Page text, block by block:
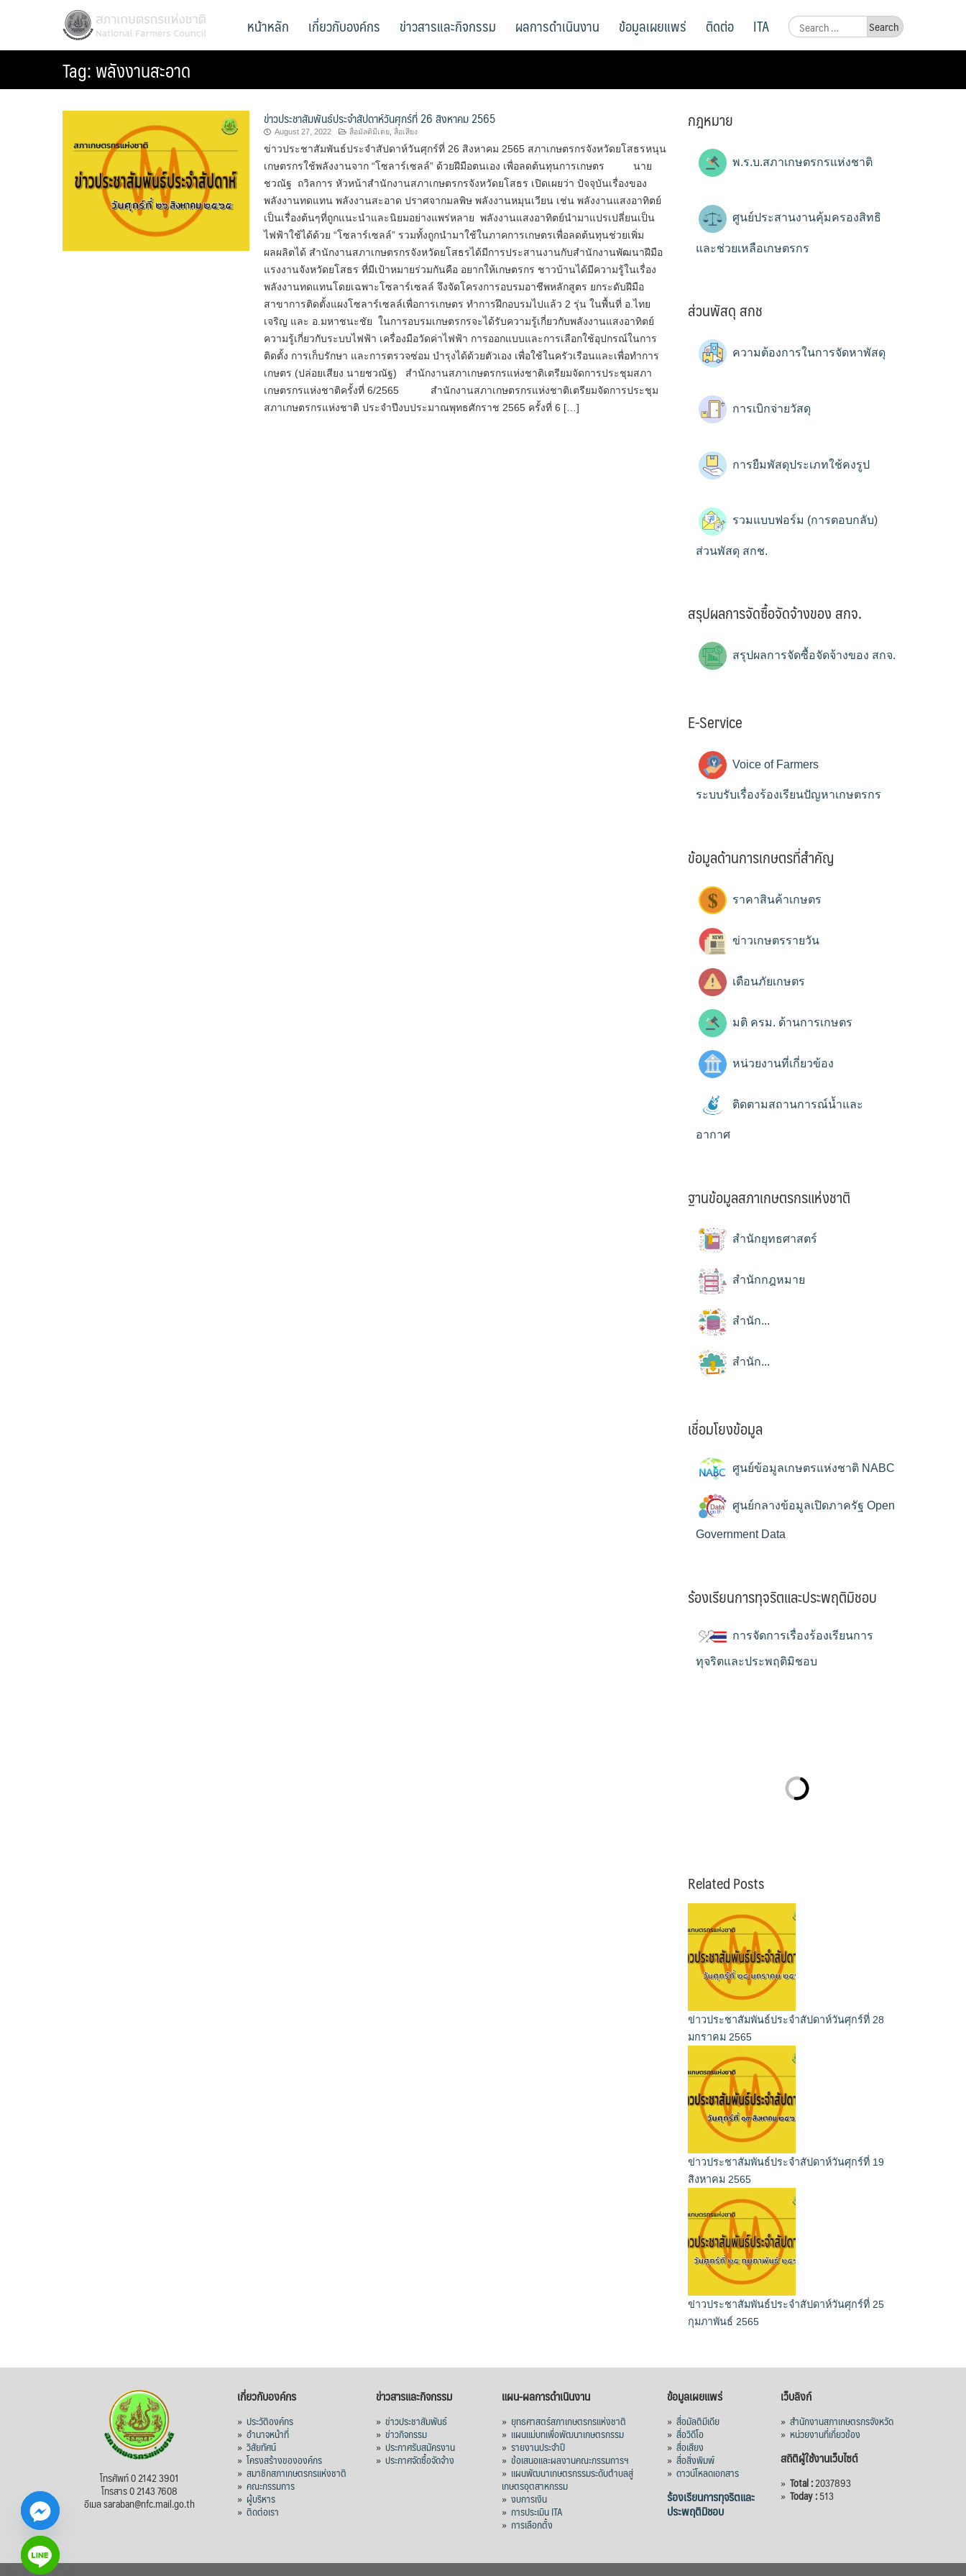
สภาเกษตรกรแห่งชาติ
National Farmers Council
Search
for:
หน้าหลัก เกี่ยวกับองค์กร ข่าวสารและกิจกรรม ผลการดำเนินงาน ข้อมูลเผยแพร่ ติดต่อ ITA
Tag:พลังงานสะอาด
ข่าวประชาสัมพันธ์ประจำสัปดาห์วันศุกร์ที่ 26 สิงหาคม 2565
August 27, 2022 สื่อมัลติมีเดย, สื่อเสียง
ข่าวประชาสัมพันธ์ประจำสัปดาห์วันศุกร์ที่ 26 สิงหาคม 2565 สภาเกษตรกรจังหวัดยโสธรหนุน
เกษตรกรใช้พลังงานจาก “โซลาร์เซลล์” ด้วยฝีมือตนเอง เพื่อลดต้นทุนการเกษตร นาย
ชวณัฐ ถวิลการ หัวหน้าสำนักงานสภาเกษตรกรจังหวัดยโสธร เปิดเผยว่า ปัจจุบันเรื่องของ
พลังงานทดแทน พลังงานสะอาด ปราศจากมลพิษ พลังงานหมุนเวียน เช่น พลังงานแสงอาทิตย์
เป็นเรื่องต้นๆที่ถูกแนะนำและนิยมอย่างแพร่หลาย พลังงานแสงอาทิตย์นำมาแปรเปลี่ยนเป็น
ไฟฟ้าใช้ได้ด้วย “โซลาร์เซลล์” รวมทั้งถูกนำมาใช้ในภาคการเกษตรเพื่อลดต้นทุนช่วยเพิ่ม
ผลผลิตได้ สำนักงานสภาเกษตรกรจังหวัดยโสธรได้มีการประสานงานกับสำนักงานพัฒนาฝีมือ
แรงงานจังหวัดยโสธร ที่มีเป้าหมายร่วมกันคือ อยากให้เกษตรกร ชาวบ้านได้มีความรู้ในเรื่อง
พลังงานทดแทนโดยเฉพาะโซลาร์เซลล์ จึงจัดโครงการอบรมอาชีพหลักสูตร ยกระดับฝีมือ
สาขาการติดตั้งแผงโซลาร์เซลล์เพื่อการเกษตร ทำการฝึกอบรมไปแล้ว 2 รุ่น ในพื้นที่ อ.ไทย
เจริญ และ อ.มหาชนะชัย ในการอบรมเกษตรกรจะได้รับความรู้เกี่ยวกับพลังงานแสงอาทิตย์
ความรู้เกี่ยวกับระบบไฟฟ้า เครื่องมือวัดค่าไฟฟ้า การออกแบบและการเลือกใช้อุปกรณ์ในการ
ติดตั้ง การเก็บรักษา และการตรวจซ่อม บำรุงได้ด้วยตัวเอง เพื่อใช้ในครัวเรือนและเพื่อทำการ
เกษตร (ปล่อยเสียง นายชวณัฐ) สำนักงานสภาเกษตรกรแห่งชาติเตรียมจัดการประชุมสภา
เกษตรกรแห่งชาติครั้งที่ 6/2565 สำนักงานสภาเกษตรกรแห่งชาติเตรียมจัดการประชุม
สภาเกษตรกรแห่งชาติ ประจำปีงบประมาณพุทธศักราช 2565 ครั้งที่ 6 […]
กฎหมาย
พ.ร.บ.สภาเกษตรกรแห่งชาติ
ศูนย์ประสานงานคุ้มครองสิทธิ
และช่วยเหลือเกษตรกร
ส่วนพัสดุ สกช
ความต้องการในการจัดหาพัสดุ
การเบิกจ่ายวัสดุ
การยืมพัสดุประเภทใช้คงรูป
รวมแบบฟอร์ม (การตอบกลับ)
ส่วนพัสดุ สกช.
สรุปผลการจัดซื้อจัดจ้างของ สกจ.
สรุปผลการจัดซื้อจัดจ้างของ สกจ.
E-Service
Voice of Farmers
ระบบรับเรื่องร้องเรียนปัญหาเกษตรกร
ข้อมูลด้านการเกษตรที่สำคัญ
ราคาสินค้าเกษตร
ข่าวเกษตรรายวัน
เตือนภัยเกษตร
มติ ครม. ด้านการเกษตร
หน่วยงานที่เกี่ยวข้อง
ติดตามสถานการณ์น้ำและ
อากาศ
ฐานข้อมูลสภาเกษตรกรแห่งชาติ
สำนักยุทธศาสตร์
สำนักกฎหมาย
สำนัก...
สำนัก...
เชื่อมโยงข้อมูล
ศูนย์ข้อมูลเกษตรแห่งชาติ NABC
ศูนย์กลางข้อมูลเปิดภาครัฐ Open
Government Data
ร้องเรียนการทุจริตและประพฤติมิชอบ
การจัดการเรื่องร้องเรียนการ
ทุจริตและประพฤติมิชอบ
Related Posts
ข่าวประชาสัมพันธ์ประจำสัปดาห์วันศุกร์ที่ 28
มกราคม 2565
ข่าวประชาสัมพันธ์ประจำสัปดาห์วันศุกร์ที่ 19
สิงหาคม 2565
ข่าวประชาสัมพันธ์ประจำสัปดาห์วันศุกร์ที่ 25
กุมภาพันธ์ 2565
โทรศัพท์ 0 2142 3901
โทรสาร 0 2143 7608
อีเมล saraban@nfc.mail.go.th
เกี่ยวกับองค์กร
»ประวัติองค์กร
»อำนาจหน้าที่
»วิสัยทัศน์
»โครงสร้างขององค์กร
»สมาชิกสภาเกษตรกรแห่งชาติ
»คณะกรรมการ
» ผู้บริหาร
»ติดต่อเรา
ข่าวสารและกิจกรรม
»ข่าวประชาสัมพันธ์
»ข่าวกิจกรรม
»ประกาศรับสมัครงาน
»ประกาศจัดซื้อจัดจ้าง
แผน-ผลการดำเนินงาน
» ยุทธศาสตร์สภาเกษตรกรแห่งชาติ
» แผนแม่บทเพื่อพัฒนาเกษตรกรรม
» รายงานประจำปี
» ข้อเสนอและผลงานคณะกรรมการฯ
» แผนพัฒนาเกษตรกรรมระดับตำบลสู่
เกษตรอุตสาหกรรม
» งบการเงิน
» การประเมิน ITA
» การเลือกตั้ง
ข้อมูลเผยแพร่
» สื่อมัลติมีเดีย
» สื่อวิดีโอ
» สื่อเสียง
» สื่อสิ่งพิมพ์
» ดาวน์โหลดเอกสาร
ร้องเรียนการทุจริตและ
ประพฤติมิชอบ
เว็บลิงก์
» สำนักงานสภาเกษตรกรจังหวัด
» หน่วยงานที่เกี่ยวข้อง
สถิติผู้ใช้งานเว็บไซต์
» Total :2037893
» Today :513